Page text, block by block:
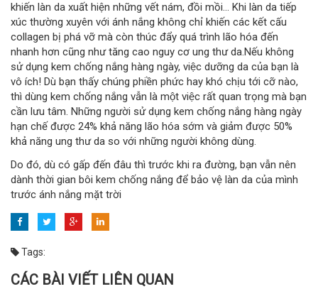
khiến làn da xuất hiện những vết nám, đồi mồi... Khi làn da tiếp
xúc thường xuyên với ánh nắng không chỉ khiến các kết cấu
collagen bị phá vỡ mà còn thúc đẩy quá trình lão hóa đến
nhanh hơn cũng như tăng cao nguy cơ ung thư da.Nếu không
sử dụng kem chống nắng hàng ngày, việc dưỡng da của bạn là
vô ích! Dù bạn thấy chúng phiền phức hay khó chịu tới cỡ nào,
thì dùng kem chống nắng vẫn là một việc rất quan trọng mà bạn
cần lưu tâm. Những người sử dụng kem chống nắng hàng ngày
hạn chế được 24% khả năng lão hóa sớm và giảm được 50%
khả năng ung thư da so với những người không dùng.
Do đó, dù có gấp đến đâu thì trước khi ra đường, bạn vẫn nên
dành thời gian bôi kem chống nắng để bảo vệ làn da của mình
trước ánh nắng mặt trời
Tags:
CÁC BÀI VIẾT LIÊN QUAN